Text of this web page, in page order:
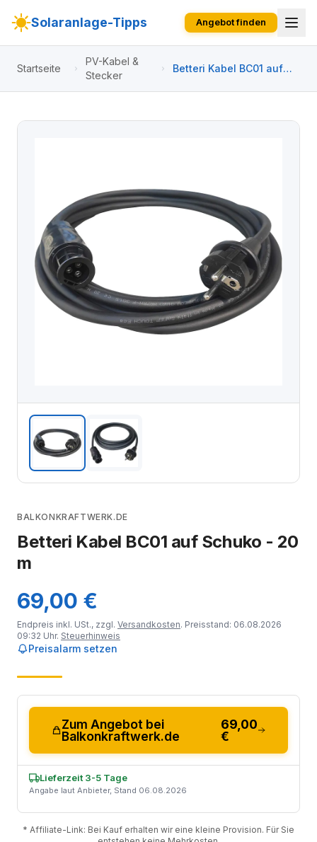
Solaranlage-Tipps Angebot finden
Startseite
PV-Kabel &
Stecker
Betteri Kabel BC01 auf
BALKONKRAFTWERK.DE
Betteri Kabel BC01 auf Schuko - 20
m
69,00 €
Endpreis inkl. USt., zzgl. Versandkosten. Preisstand: 06.08.2026
09:32 Uhr. Steuerhinweis
Preisalarm setzen
Zum Angebot bei
Balkonkraftwerk.de
69,00
€
Lieferzeit 3-5 Tage
Angabe laut Anbieter, Stand 06.08.2026
* Affiliate-Link: Bei Kauf erhalten wir eine kleine Provision. Für Sie